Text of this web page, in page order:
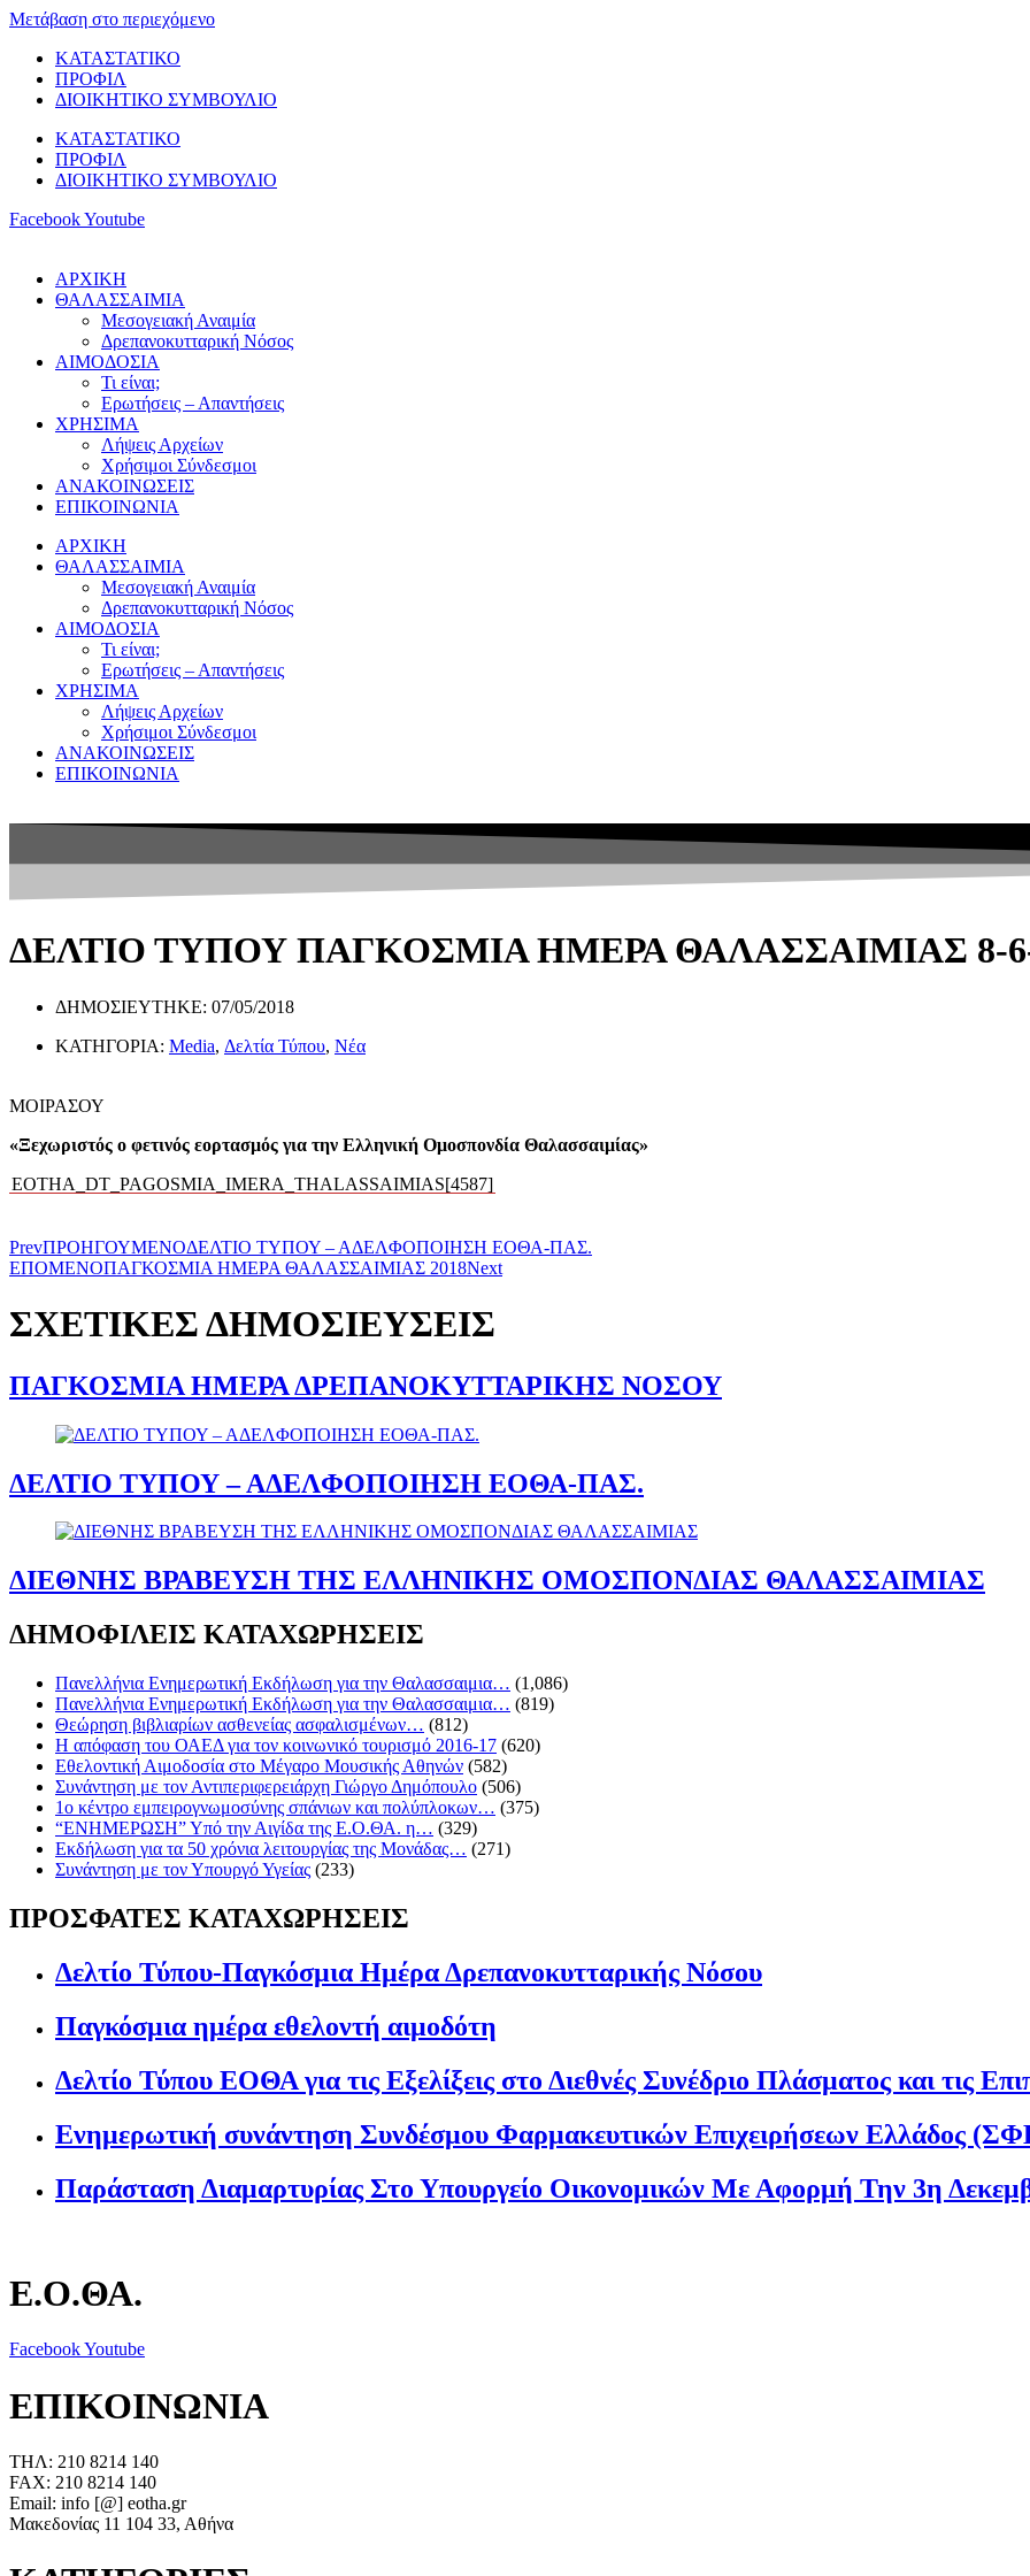
Μετάβαση στο περιεχόμενο
ΚΑΤΑΣΤΑΤΙΚΟ
ΠΡΟΦΙΛ
ΔΙΟΙΚΗΤΙΚΟ ΣΥΜΒΟΥΛΙΟ
ΚΑΤΑΣΤΑΤΙΚΟ
ΠΡΟΦΙΛ
ΔΙΟΙΚΗΤΙΚΟ ΣΥΜΒΟΥΛΙΟ
FacebookYoutube
ΑΡΧΙΚΗ
ΘΑΛΑΣΣΑΙΜΙΑ
Μεσογειακή Αναιμία
Δρεπανοκυτταρική Νόσος
ΑΙΜΟΔΟΣΙΑ
Τι είναι;
Ερωτήσεις – Απαντήσεις
ΧΡΗΣΙΜΑ
Λήψεις Αρχείων
Χρήσιμοι Σύνδεσμοι
ΑΝΑΚΟΙΝΩΣΕΙΣ
ΕΠΙΚΟΙΝΩΝΙΑ
ΑΡΧΙΚΗ
ΘΑΛΑΣΣΑΙΜΙΑ
Μεσογειακή Αναιμία
Δρεπανοκυτταρική Νόσος
ΑΙΜΟΔΟΣΙΑ
Τι είναι;
Ερωτήσεις – Απαντήσεις
ΧΡΗΣΙΜΑ
Λήψεις Αρχείων
Χρήσιμοι Σύνδεσμοι
ΑΝΑΚΟΙΝΩΣΕΙΣ
ΕΠΙΚΟΙΝΩΝΙΑ
ΔΕΛΤΙΟ ΤΥΠΟΥ ΠΑΓΚΟΣΜΙΑ ΗΜΕΡΑ ΘΑΛΑΣΣΑΙΜΙΑΣ 8-6-
ΔΗΜΟΣΙΕΥΤΗΚΕ: 07/05/2018
ΚΑΤΗΓΟΡΙΑ: Media, Δελτία Τύπου, Νέα
ΜΟΙΡΑΣΟΥ
«Ξεχωριστός ο φετινός εορτασμός για την Ελληνική Ομοσπονδία Θαλασσαιμίας»
EOTHA_DT_PAGOSMIA_IMERA_THALASSAIMIAS[4587]
PrevΠΡΟΗΓΟΥΜΕΝΟΔΕΛΤΙΟ ΤΥΠΟΥ – ΑΔΕΛΦΟΠΟΙΗΣΗ ΕΟΘΑ-ΠΑΣ.
ΕΠΟΜΕΝΟΠΑΓΚΟΣΜΙΑ ΗΜΕΡΑ ΘΑΛΑΣΣΑΙΜΙΑΣ 2018Next
ΣΧΕΤΙΚΕΣ ΔΗΜΟΣΙΕΥΣΕΙΣ
ΠΑΓΚΟΣΜΙΑ ΗΜΕΡΑ ΔΡΕΠΑΝΟΚΥΤΤΑΡΙΚΗΣ ΝΟΣΟΥ
ΔΕΛΤΙΟ ΤΥΠΟΥ – ΑΔΕΛΦΟΠΟΙΗΣΗ ΕΟΘΑ-ΠΑΣ.
ΔΙΕΘΝΗΣ ΒΡΑΒΕΥΣΗ ΤΗΣ ΕΛΛΗΝΙΚΗΣ ΟΜΟΣΠΟΝΔΙΑΣ ΘΑΛΑΣΣΑΙΜΙΑΣ
ΔΗΜΟΦΙΛΕΙΣ ΚΑΤΑΧΩΡΗΣΕΙΣ
Πανελλήνια Ενημερωτική Εκδήλωση για την Θαλασσαιμια… (1,086)
Πανελλήνια Ενημερωτική Εκδήλωση για την Θαλασσαιμια… (819)
Θεώρηση βιβλιαρίων ασθενείας ασφαλισμένων… (812)
Η απόφαση του ΟΑΕΔ για τον κοινωνικό τουρισμό 2016-17 (620)
Εθελοντική Αιμοδοσία στο Μέγαρο Μουσικής Αθηνών (582)
Συνάντηση με τον Αντιπεριφερειάρχη Γιώργο Δημόπουλο (506)
1ο κέντρο εμπειρογνωμοσύνης σπάνιων και πολύπλοκων… (375)
“ΕΝΗΜΕΡΩΣΗ” Υπό την Αιγίδα της Ε.Ο.ΘΑ. η… (329)
Eκδήλωση για τα 50 χρόνια λειτουργίας της Μονάδας… (271)
Συνάντηση με τον Υπουργό Υγείας (233)
ΠΡΟΣΦΑΤΕΣ ΚΑΤΑΧΩΡΗΣΕΙΣ
Δελτίο Τύπου-Παγκόσμια Ημέρα Δρεπανοκυτταρικής Νόσου
Παγκόσμια ημέρα εθελοντή αιμοδότη
Δελτίο Τύπου ΕΟΘΑ για τις Εξελίξεις στο Διεθνές Συνέδριο Πλάσματος και τις
Ενημερωτική συνάντηση Συνδέσμου Φαρμακευτικών Επιχειρήσεων Ελλάδος
Παράσταση Διαμαρτυρίας Στο Υπουργείο Οικονομικών Με Αφορμή Την 3η
Ε.Ο.ΘΑ.
FacebookYoutube
ΕΠΙΚΟΙΝΩΝΙΑ
ΤΗΛ: 210 8214 140
FAX: 210 8214 140
Email: info [@] eotha.gr
Μακεδονίας 11 104 33, Αθήνα